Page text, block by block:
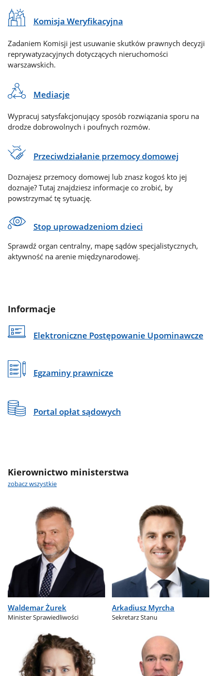
Komisja Weryfikacyjna
Zadaniem Komisji jest usuwanie skutków prawnych decyzji
reprywatyzacyjnych dotyczących nieruchomości
warszawskich.
Mediacje
Wypracuj satysfakcjonujący sposób rozwiązania sporu na
drodze dobrowolnych i poufnych rozmów.
Przeciwdziałanie przemocy domowej
Doznajesz przemocy domowej lub znasz kogoś kto jej
doznaje? Tutaj znajdziesz informacje co zrobić, by
powstrzymać tę sytuację.
Stop uprowadzeniom dzieci
Sprawdź organ centralny, mapę sądów specjalistycznych,
aktywność na arenie międzynarodowej.
Informacje
Elektroniczne Postępowanie Upominawcze
Egzaminy prawnicze
Portal opłat sądowych
Kierownictwo ministerstwa
zobacz wszystkie
Waldemar Żurek
Minister Sprawiedliwości
Arkadiusz Myrcha
Sekretarz Stanu